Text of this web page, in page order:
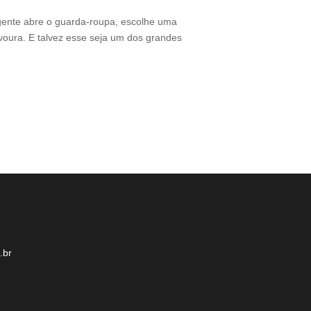
abre o guarda-roupa, escolhe uma
E talvez esse seja um dos grandes